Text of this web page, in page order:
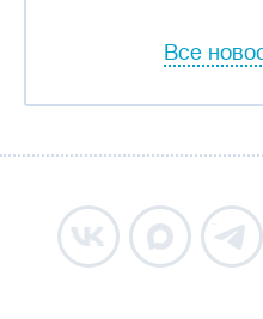
Все